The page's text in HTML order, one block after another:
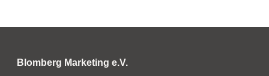
Blomberg Marketing e.V.